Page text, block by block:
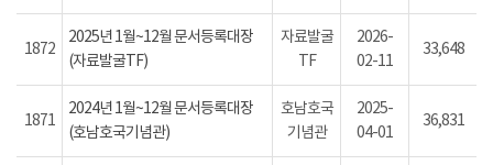
1872
2025년 1월~12월 문서등록대장
(자료발굴TF)
자료발굴
TF
2026-
02-11
33,648
1871
2024년 1월~12월 문서등록대장
(호남호국기념관)
호남호국
기념관
2025-
04-01
36,831